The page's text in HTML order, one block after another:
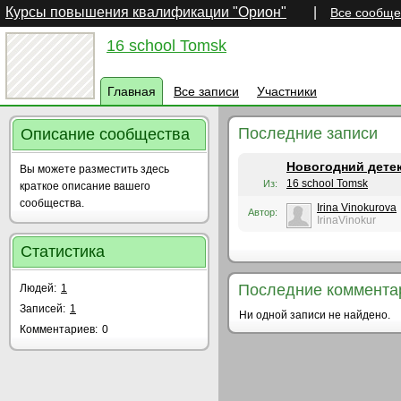
Курсы повышения квалификации "Орион" Все
16 school Tomsk
Главная Все записи Участники
Описание сообщества
Вы можете разместить здесь
краткое описание вашего
сообщества.
Статистика
Людей: 1
Записей: 1
Комментариев: 0
Последние записи
Новогодний
Из: 16 school Tomsk
Автор:
Irina Vinokurova
IrinaVinokur
Последние
Ни одной записи не найдено.